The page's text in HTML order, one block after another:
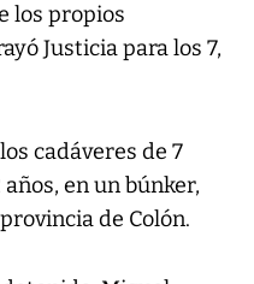
los propios
Justicia para los 7,
cadáveres de 7
en un búnker,
de Colón.